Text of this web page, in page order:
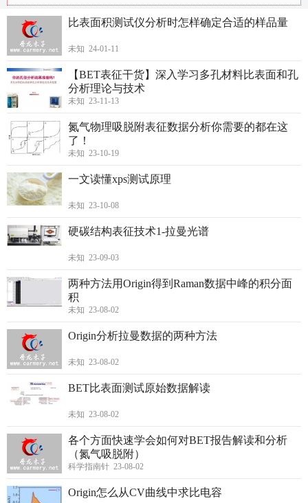
比表面积测试仪分析时怎样确定合适的样品量
未知 24-01-11
【BET表征干货】深入学习多孔材料比表面和孔
分析理论与技术
未知 23-11-13
氮气物理吸脱附表征数据分析你需要的都在这
了！
未知 23-10-19
一文读懂xps测试原理
未知 23-10-08
硬碳结构表征技术1-拉曼光谱
未知 23-09-03
两种方法用Origin得到Raman数据中峰的积分面
积
未知 23-08-02
Origin分析拉曼数据的两种方法
未知 23-08-02
BET比表面测试原始数据解读
未知 23-08-02
各个方面快速学会如何对BET报告解读和分析
（氮气吸脱附）
科学指南针 23-08-02
Origin怎么从CV曲线中求比电容